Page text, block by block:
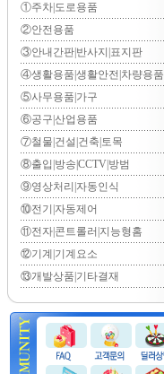
①주차|도로용품
②안전용품
③안내간판|반사지|표지판
④생활용품|생활안전|차량용품
⑤사무용품|가구
⑥공구|산업용품
⑦철물|건설|건축|토목
⑧출입|방송|CCTV|방범
⑨영상처리|자동인식
⑩전기|자동제어
⑪전자|콘트롤러|지능형홈
⑫기계|기계요소
⑬개발상품|기타결재